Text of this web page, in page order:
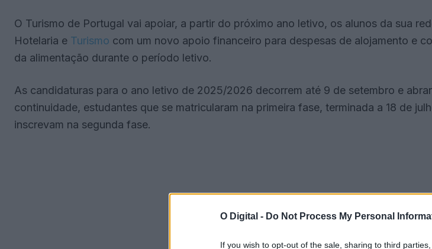
O Digital - Do Not Process My Personal
If you wish to opt-out of the sale, sharing to third
O Turismo de Portugal vai apoiar, a partir do próximo ano letivo, os alunos da sua
Hotelaria e Turismo com um novo apoio financeiro para despesas de alojamento e
da alimentação durante o período letivo.
As candidaturas para o ano letivo de 2025/2026 decorrem até 9 de setembro e
continuidade, estudantes que se matricularam na primeira fase, terminada a 18 de
inscrevam na segunda fase.